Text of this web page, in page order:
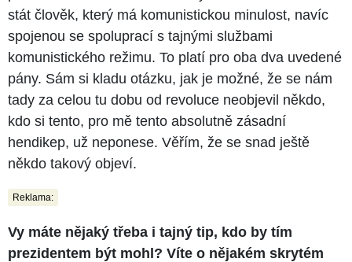
stát člověk, který má komunistickou minulost, navíc
spojenou se spoluprací s tajnými službami
komunistického režimu. To platí pro oba dva uvedené
pány. Sám si kladu otázku, jak je možné, že se nám
tady za celou tu dobu od revoluce neobjevil někdo,
kdo si tento, pro mě tento absolutně zásadní
hendikep, už neponese. Věřím, že se snad ještě
někdo takový objeví.
Reklama:
Vy máte nějaký třeba i tajný tip, kdo by tím
prezidentem být mohl? Víte o nějakém skrytém